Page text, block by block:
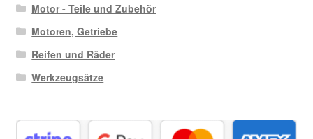
Motor - Teile und Zubehör
Motoren, Getriebe
Reifen und Räder
Werkzeugsätze